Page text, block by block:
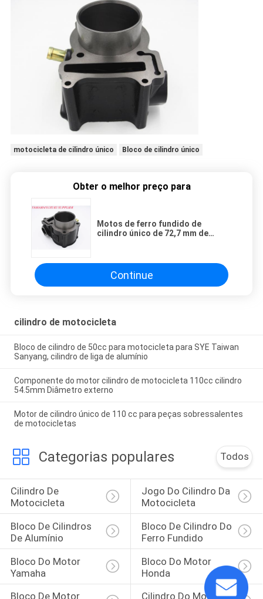
motocicleta de cilindro único Bloco de cilindro único
Obter o melhor preço para
Motos de ferro fundido de
cilindro único de 72,7 mm de
Continue
cilindro de motocicleta
Bloco de cilindro de 50cc para motocicleta para SYE Taiwan
Sanyang, cilindro de liga de alumínio
Componente do motor cilindro de motocicleta 110cc cilindro
54.5mm Diâmetro externo
Motor de cilindro único de 110 cc para peças sobressalentes
de motocicletas
Categorias populares Todos
Cilindro De
Motocicleta
Jogo Do Cilindro Da
Motocicleta
Bloco De Cilindros
De Alumínio
Bloco De Cilindro Do
Ferro Fundido
Bloco Do Motor
Yamaha
Bloco Do Motor
Honda
Bloco De Motor
Cilindro Do Motor